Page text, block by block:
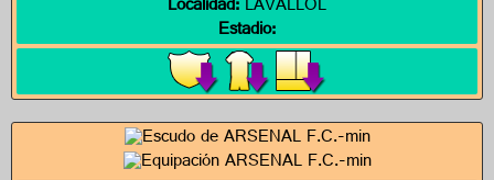
Localidad:LAVALLOL
Estadio: